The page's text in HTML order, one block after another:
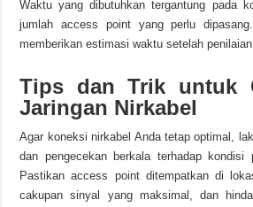
Waktu yang dibutuhkan tergantung pada
jumlah access point yang perlu
memberikan estimasi waktu setelah
Tips dan Trik untuk
Jaringan Nirkabel
Agar koneksi nirkabel Anda tetap optimal,
dan pengecekan berkala terhadap kondisi
Pastikan access point ditempatkan di
cakupan sinyal yang maksimal, dan